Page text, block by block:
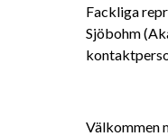
Fackliga
Sjöbohm
Välkommen